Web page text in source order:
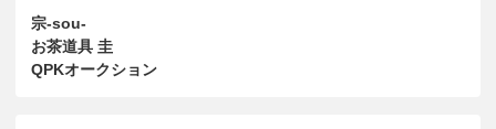
宗-sou-
お茶道具 圭
QPKオークション